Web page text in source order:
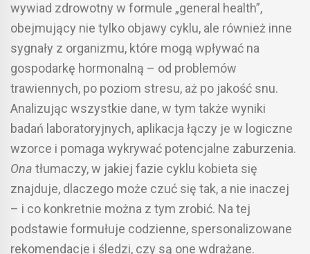
wywiad zdrowotny w formule „general health”,
obejmujący nie tylko objawy cyklu, ale również inne
sygnały z organizmu, które mogą wpływać na
gospodarkę hormonalną – od problemów
trawiennych, po poziom stresu, aż po jakość snu.
Analizując wszystkie dane, w tym także wyniki
badań laboratoryjnych, aplikacja łączy je w logiczne
wzorce i pomaga wykrywać potencjalne zaburzenia.
Ona tłumaczy, w jakiej fazie cyklu kobieta się
znajduje, dlaczego może czuć się tak, a nie inaczej
– i co konkretnie można z tym zrobić. Na tej
podstawie formułuje codzienne, spersonalizowane
rekomendacje i śledzi, czy są one wdrażane.